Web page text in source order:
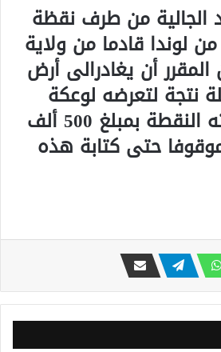
الجالية من طرف نقظة
من لوندا قادما من ولاية
أن يغادرالى أرض
نتجة لتعرضه لوعكة
صحية وقد طالبته النقطة بمبلغ 500 ألف
موقوفا حتى كتابة هذه